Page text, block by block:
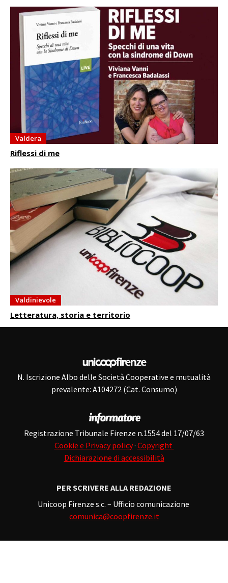
Valdera
Riflessi di me
Valdinievole
Letteratura, storia e territorio
N. Iscrizione Albo delle Società Cooperative e mutualità
prevalente: A104272 (Cat. Consumo)
Registrazione Tribunale Firenze n.1554 del 17/07/63
Cookie e Privacy policy· Copyright
Dichiarazione di accessibilità
PER SCRIVERE ALLA REDAZIONE
Unicoop Firenze s.c. – Ufficio comunicazione
comunica@coopfirenze.it